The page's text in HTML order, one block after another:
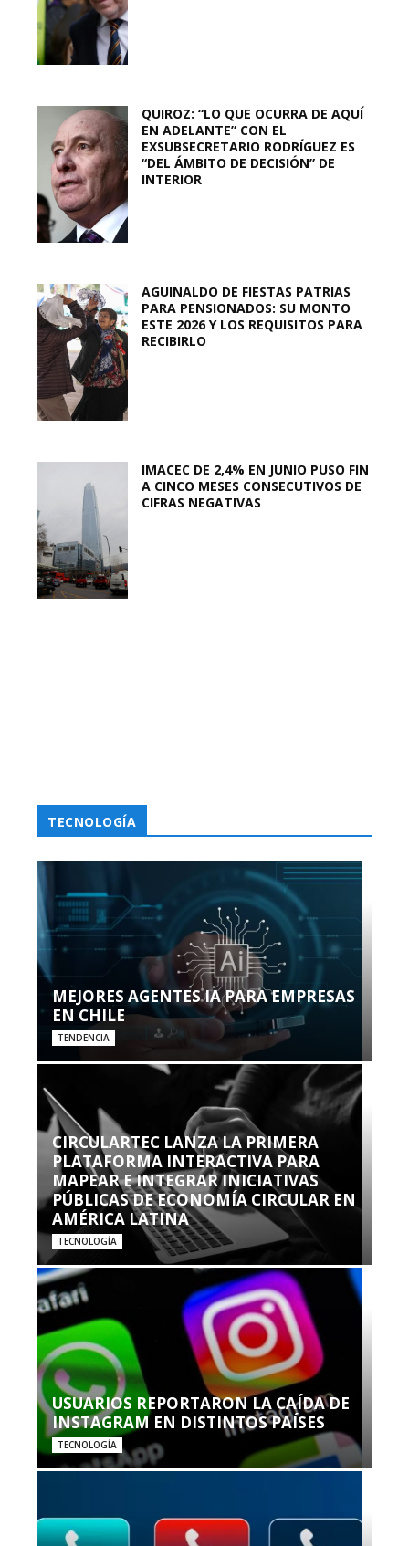
QUIROZ: “LO QUE OCURRA DE AQUÍ
EN ADELANTE” CON EL
EXSUBSECRETARIO RODRÍGUEZ ES
“DEL ÁMBITO DE DECISIÓN” DE
INTERIOR
AGUINALDO DE FIESTAS PATRIAS
PARA PENSIONADOS: SU MONTO
ESTE 2026 Y LOS REQUISITOS PARA
RECIBIRLO
IMACEC DE 2,4% EN JUNIO PUSO FIN
A CINCO MESES CONSECUTIVOS DE
CIFRAS NEGATIVAS
TECNOLOGÍA
MEJORES AGENTES IA PARA EMPRESAS
EN CHILE
TENDENCIA
CIRCULARTEC LANZA LA PRIMERA
PLATAFORMA INTERACTIVA PARA
MAPEAR E INTEGRAR INICIATIVAS
PÚBLICAS DE ECONOMÍA CIRCULAR EN
AMÉRICA LATINA
TECNOLOGÍA
USUARIOS REPORTARON LA CAÍDA DE
INSTAGRAM EN DISTINTOS PAÍSES
TECNOLOGÍA